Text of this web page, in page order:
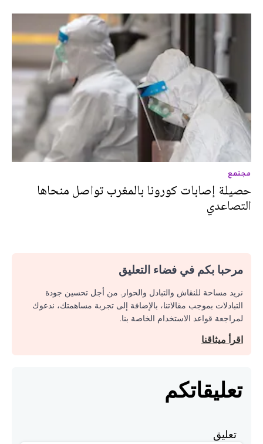
مجتمع
حصيلة إصابات كورونا بالمغرب تواصل منحاها
التصاعدي
مرحبا بكم في فضاء التعليق
نريد مساحة للنقاش والتبادل والحوار. من أجل تحسين جودة
التبادلات بموجب مقالاتنا، بالإضافة إلى تجربة مساهمتك، ندعوك
لمراجعة قواعد الاستخدام الخاصة بنا.
اقرأ ميثاقنا
تعليقاتكم
تعليق